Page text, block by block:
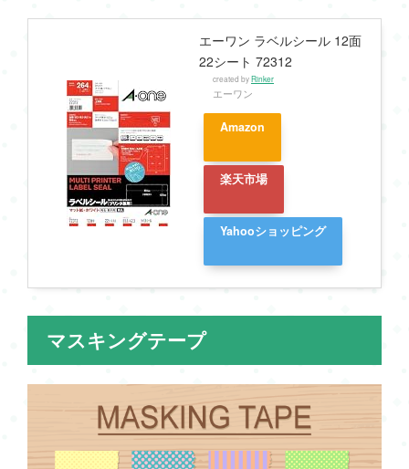
エーワン ラベルシール 12面
22シート 72312
created byRinker
エーワン
Amazon
楽天市場
Yahooショッピング
マスキングテープ